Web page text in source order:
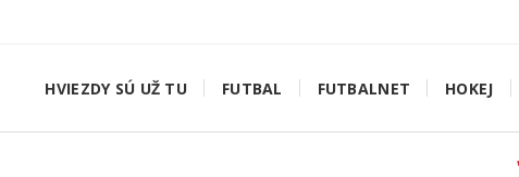
HVIEZDY SÚ UŽ TU FUTBAL FUTBALNET HOKEJ